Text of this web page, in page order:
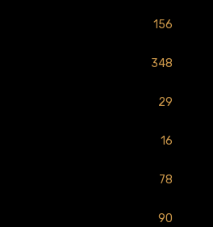
156
348
29
16
78
90